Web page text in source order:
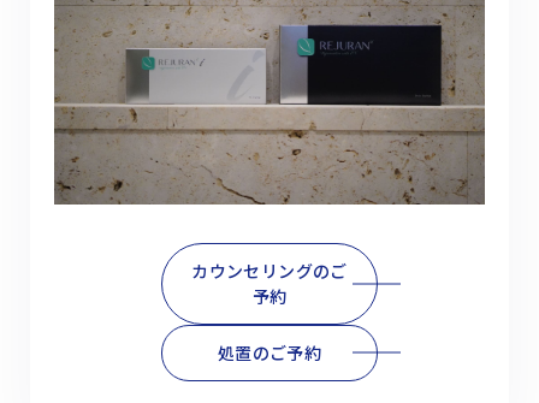
カウンセリングのご
予約
処置のご予約